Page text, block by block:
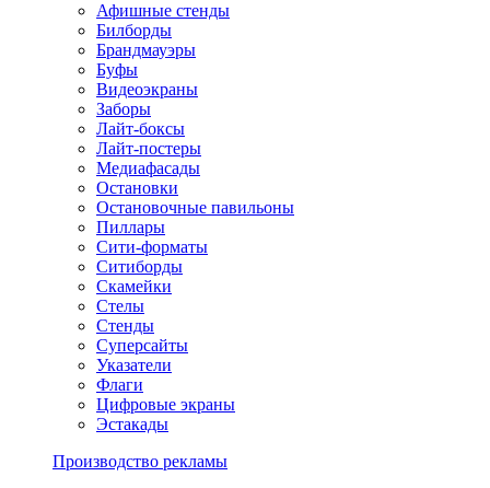
Афишные стенды
Билборды
Брандмауэры
Буфы
Видеоэкраны
Заборы
Лайт-боксы
Лайт-постеры
Медиафасады
Остановки
Остановочные павильоны
Пиллары
Сити-форматы
Ситиборды
Скамейки
Стелы
Стенды
Суперсайты
Указатели
Флаги
Цифровые экраны
Эстакады
Производство рекламы